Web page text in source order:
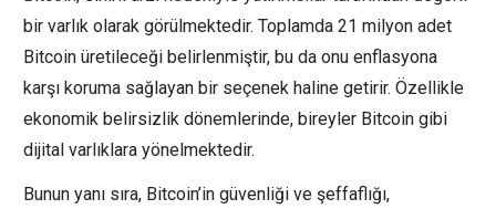
bir varlık olarak görülmektedir. Toplamda 21 milyon adet
Bitcoin üretileceği belirlenmiştir, bu da onu enflasyona
karşı koruma sağlayan bir seçenek haline getirir. Özellikle
ekonomik belirsizlik dönemlerinde, bireyler Bitcoin gibi
dijital varlıklara yönelmektedir.
Bunun yanı sıra, Bitcoin’in güvenliği ve şeffaflığı,